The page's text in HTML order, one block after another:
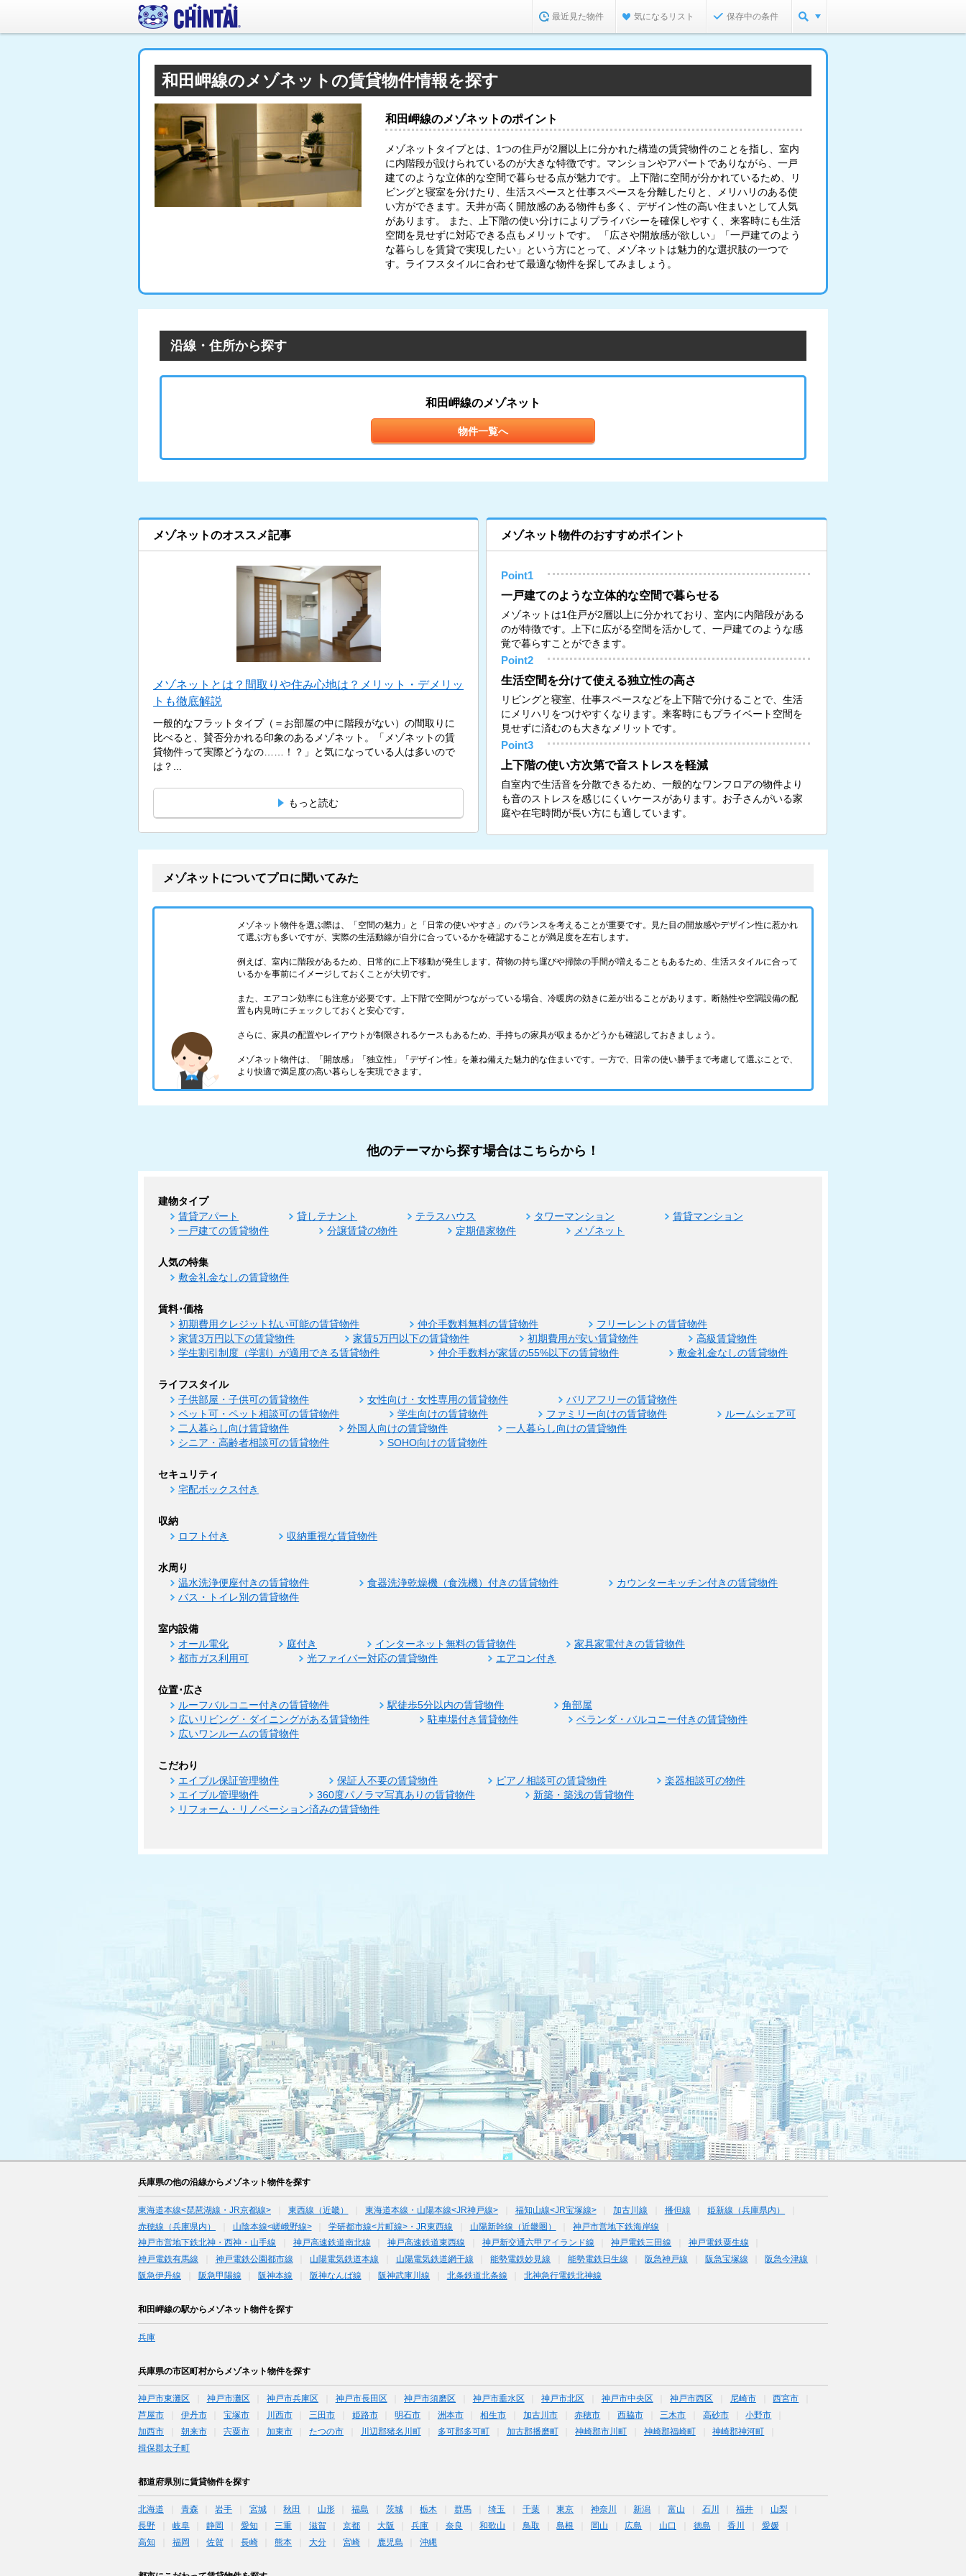
最近見た物件 気になるリスト 保存中の条件
和田岬線のメゾネットの賃貸物件情報を探す
和田岬線のメゾネットのポイント
メゾネットタイプとは、1つの住戸が2層以上に分かれた構造の賃貸物件のことを指し、室内
に内階段が設けられているのが大きな特徴です。マンションやアパートでありながら、一戸
建てのような立体的な空間で暮らせる点が魅力です。 上下階に空間が分かれているため、リ
ビングと寝室を分けたり、生活スペースと仕事スペースを分離したりと、メリハリのある使
い方ができます。天井が高く開放感のある物件も多く、デザイン性の高い住まいとして人気
があります。 また、上下階の使い分けによりプライバシーを確保しやすく、来客時にも生活
空間を見せずに対応できる点もメリットです。 「広さや開放感が欲しい」「一戸建てのよう
な暮らしを賃貸で実現したい」という方にとって、メゾネットは魅力的な選択肢の一つで
す。ライフスタイルに合わせて最適な物件を探してみましょう。
沿線・住所から探す
和田岬線のメゾネット
物件一覧へ
メゾネットのオススメ記事
メゾネットとは？間取りや住み心地は？メリット・デメリッ
トも徹底解説
一般的なフラットタイプ（＝お部屋の中に階段がない）の間取りに
比べると、賛否分かれる印象のあるメゾネット。「メゾネットの賃
貸物件って実際どうなの……！？」と気になっている人は多いので
は？...
もっと読む
メゾネット物件のおすすめポイント
Point1
一戸建てのような立体的な空間で暮らせる
メゾネットは1住戸が2層以上に分かれており、室内に内階段がある
のが特徴です。上下に広がる空間を活かして、一戸建てのような感
覚で暮らすことができます。
Point2
生活空間を分けて使える独立性の高さ
リビングと寝室、仕事スペースなどを上下階で分けることで、生活
にメリハリをつけやすくなります。来客時にもプライベート空間を
見せずに済むのも大きなメリットです。
Point3
上下階の使い方次第で音ストレスを軽減
自室内で生活音を分散できるため、一般的なワンフロアの物件より
も音のストレスを感じにくいケースがあります。お子さんがいる家
庭や在宅時間が長い方にも適しています。
メゾネットについてプロに聞いてみた
メゾネット物件を選ぶ際は、「空間の魅力」と「日常の使いやすさ」のバランスを考えることが重要です。見た目の開放感やデザイン性に惹かれ
て選ぶ方も多いですが、実際の生活動線が自分に合っているかを確認することが満足度を左右します。
例えば、室内に階段があるため、日常的に上下移動が発生します。荷物の持ち運びや掃除の手間が増えることもあるため、生活スタイルに合って
いるかを事前にイメージしておくことが大切です。
また、エアコン効率にも注意が必要です。上下階で空間がつながっている場合、冷暖房の効きに差が出ることがあります。断熱性や空調設備の配
置も内見時にチェックしておくと安心です。
さらに、家具の配置やレイアウトが制限されるケースもあるため、手持ちの家具が収まるかどうかも確認しておきましょう。
メゾネット物件は、「開放感」「独立性」「デザイン性」を兼ね備えた魅力的な住まいです。一方で、日常の使い勝手まで考慮して選ぶことで、
より快適で満足度の高い暮らしを実現できます。
他のテーマから探す場合はこちらから！
建物タイプ
賃貸アパート 貸しテナント テラスハウス タワーマンション
賃貸マンション
一戸建ての賃貸物件
分譲賃貸の物件 定期借家物件 メゾネット
人気の特集
敷金礼金なしの賃貸物件
賃料･価格
初期費用クレジット払い可能の賃貸物件 仲介手数料無料の賃貸物件
フリーレントの賃貸物件
家賃3万円以下の賃貸物件
家賃5万円以下の賃貸物件 初期費用が安い賃貸物件
高級賃貸物件
学生割引制度（学割）が適用できる賃貸物件
仲介手数料が家賃の55%以下の賃貸物件 敷金礼金なしの賃貸物件
ライフスタイル
子供部屋・子供可の賃貸物件 女性向け・女性専用の賃貸物件
バリアフリーの賃貸物件
ペット可・ペット相談可の賃貸物件
学生向けの賃貸物件 ファミリー向けの賃貸物件
ルームシェア可
二人暮らし向け賃貸物件
外国人向けの賃貸物件
一人暮らし向けの賃貸物件
シニア・高齢者相談可の賃貸物件
SOHO向けの賃貸物件
セキュリティ
宅配ボックス付き
収納
ロフト付き 収納重視な賃貸物件
水周り
温水洗浄便座付きの賃貸物件 食器洗浄乾燥機（食洗機）付きの賃貸物件
カウンターキッチン付きの賃貸物件
バス・トイレ別の賃貸物件
室内設備
オール電化 庭付き インターネット無料の賃貸物件
家具家電付きの賃貸物件
都市ガス利用可
光ファイバー対応の賃貸物件 エアコン付き
位置･広さ
ルーフバルコニー付きの賃貸物件 駅徒歩5分以内の賃貸物件
角部屋
広いリビング・ダイニングがある賃貸物件
駐車場付き賃貸物件
ベランダ・バルコニー付きの賃貸物件
広いワンルームの賃貸物件
こだわり
エイブル保証管理物件 保証人不要の賃貸物件 ピアノ相談可の賃貸物件
楽器相談可の物件
エイブル管理物件
360度パノラマ写真ありの賃貸物件
新築・築浅の賃貸物件
リフォーム・リノベーション済みの賃貸物件
兵庫県の他の沿線からメゾネット物件を探す
東海道本線<琵琶湖線・JR京都線> 東西線（近畿） 東海道本線・山陽本線<JR神戸線> 福知山線<JR宝塚線> 加古川線 播但線
姫新線（兵庫県内）
赤穂線（兵庫県内）
山陰本線<嵯峨野線> 学研都市線<片町線>・JR東西線 山陽新幹線（近畿圏）
神戸市営地下鉄海岸線
神戸市営地下鉄北神・西神・山手線
神戸高速鉄道南北線 神戸高速鉄道東西線 神戸新交通六甲アイランド線 神戸電鉄三田線
神戸電鉄粟生線
神戸電鉄有馬線
神戸電鉄公園都市線 山陽電気鉄道本線 山陽電気鉄道網干線 能勢電鉄妙見線 能勢電鉄日生線 阪急神戸線 阪急宝塚線
阪急今津線
阪急伊丹線
阪急甲陽線 阪神本線 阪神なんば線 阪神武庫川線 北条鉄道北条線 北神急行電鉄北神線
和田岬線の駅からメゾネット物件を探す
兵庫
兵庫県の市区町村からメゾネット物件を探す
神戸市東灘区 神戸市灘区 神戸市兵庫区 神戸市長田区 神戸市須磨区 神戸市垂水区 神戸市北区 神戸市中央区 神戸市西区 尼崎市
西宮市
芦屋市
伊丹市 宝塚市 川西市 三田市 姫路市 明石市 洲本市 相生市 加古川市 赤穂市 西脇市 三木市 高砂市
小野市
加西市
朝来市 宍粟市 加東市 たつの市 川辺郡猪名川町 多可郡多可町 加古郡播磨町 神崎郡市川町 神崎郡福崎町
神崎郡神河町
揖保郡太子町
都道府県別に賃貸物件を探す
北海道 青森 岩手 宮城 秋田 山形 福島 茨城 栃木 群馬 埼玉 千葉 東京 神奈川 新潟 富山 石川 福井
山梨
長野
岐阜 静岡 愛知 三重 滋賀 京都 大阪 兵庫 奈良 和歌山 鳥取 島根 岡山 広島 山口 徳島 香川
愛媛
高知
福岡 佐賀 長崎 熊本 大分 宮崎 鹿児島 沖縄